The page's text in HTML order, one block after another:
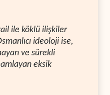
ile köklü ilişkiler
ideoloji ise,
ve sürekli
eksik